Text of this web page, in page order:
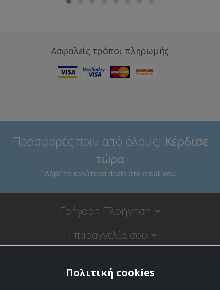
Ασφαλείς τρόποι πληρωμής
Προσφορές πριν από όλους! Κέρδισε
τώρα
Λάβε τα καλύτερα deals στο email σου
Γρήγορη Πλοήγηση
Η παραγγελία σου
VBstore
Πολιτική cookies